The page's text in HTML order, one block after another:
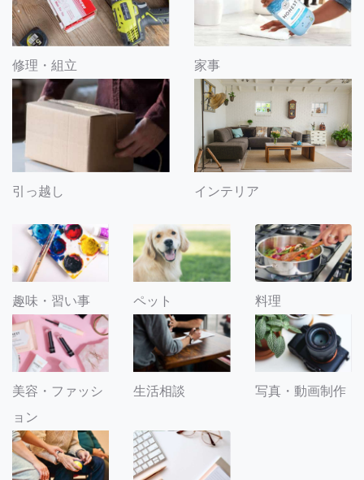
修理・組立 家事
引っ越し インテリア
趣味・習い事 ペット 料理
美容・ファッシ
ョン
生活相談 写真・動画制作